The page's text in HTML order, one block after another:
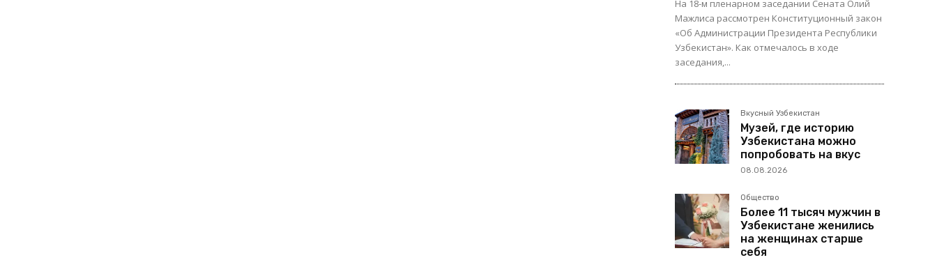
На 18-м пленарном заседании Сената Олий
Мажлиса рассмотрен Конституционный закон
«Об Администрации Президента Республики
Узбекистан». Как отмечалось в ходе
заседания,...
Вкусный Узбекистан
Музей, где историю
Узбекистана можно
попробовать на вкус
08.08.2026
Общество
Более 11 тысяч мужчин в
Узбекистане женились
на женщинах старше
себя